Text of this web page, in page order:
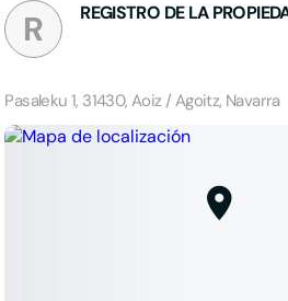
R REGISTRO DE LA
Pasaleku 1, 31430, Aoiz / Agoitz, Navarra